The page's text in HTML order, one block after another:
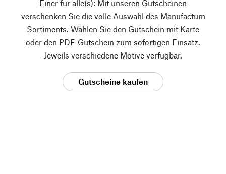
Einer für alle(s): Mit unseren Gutscheinen
verschenken Sie die volle Auswahl des Manufactum
Sortiments. Wählen Sie den Gutschein mit Karte
oder den PDF-Gutschein zum sofortigen Einsatz.
Jeweils verschiedene Motive verfügbar.
Gutscheine kaufen